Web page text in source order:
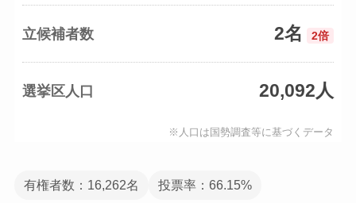
立候補者数 2名 2倍
選挙区人口 20,092人
※人口は国勢調査等に基づくデータ
有権者数：16,262名 投票率：66.15%